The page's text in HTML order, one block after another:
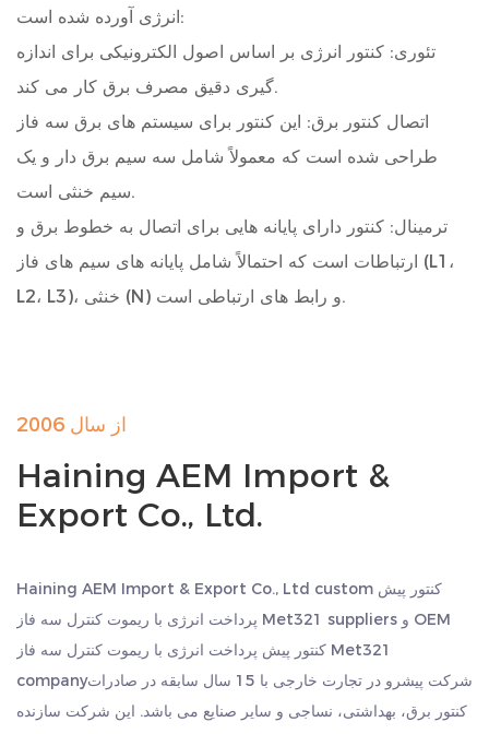
انرژی آورده شده است:
تئوری: کنتور انرژی بر اساس اصول الکترونیکی برای اندازه
گیری دقیق مصرف برق کار می کند.
اتصال کنتور برق: این کنتور برای سیستم های برق سه فاز
طراحی شده است که معمولاً شامل سه سیم برق دار و یک
سیم خنثی است.
ترمینال: کنتور دارای پایانه هایی برای اتصال به خطوط برق و
ارتباطات است که احتمالاً شامل پایانه های سیم های فاز (L1،
L2، L3)، خنثی (N) و رابط های ارتباطی است.
است. این پارامتر ممکن است به حداکثر قدرت سیگنال پالسی
اشاره داشته باشد که متر می تواند کنترل کند.
نوع: کنتور یک کنتور قدرت است که به طور خاص برای اندازه
جمله RoHS (محدودیت مواد خطرناک)، ISO (سازمان بین
سفارشی: محصول قابل تنظیم است، به این معنی که می توان
آن را برای برآوردن نیازها یا ترجیحات خاص طراحی کرد.
از سال 2006
Haining AEM Import &
Export Co., Ltd.
Haining AEM Import & Export Co., Ltd custom کنتور پیش
پرداخت انرژی با ریموت کنترل سه فاز Met321 suppliers
OEM
کنتور پیش پرداخت انرژی با ریموت کنترل سه فاز Met321
companyشرکت پیشرو در تجارت خارجی با 15 سال سابقه در صادرات
کنتور برق، بهداشتی، نساجی و سایر صنایع می باشد. این شرکت سازنده